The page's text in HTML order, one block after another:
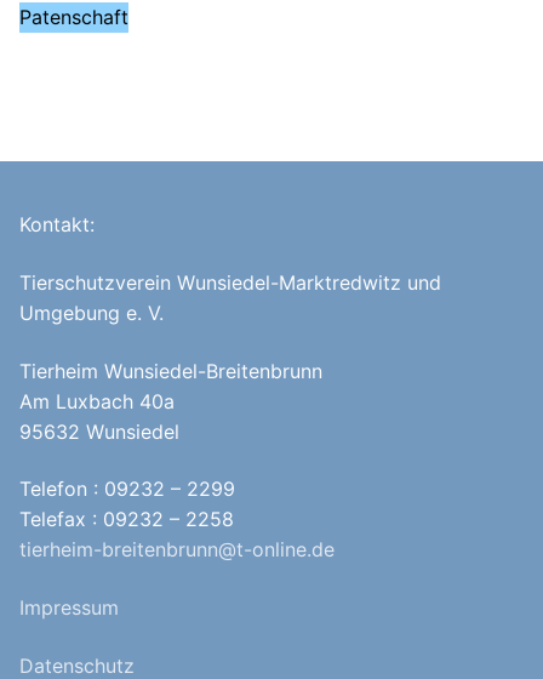
Patenschaft
Kontakt:
Tierschutzverein Wunsiedel-Marktredwitz und
Umgebung e. V.
Tierheim Wunsiedel-Breitenbrunn
Am Luxbach 40a
95632 Wunsiedel
Telefon : 09232 – 2299
Telefax : 09232 – 2258
tierheim-breitenbrunn@t-online.de
Impressum
Datenschutz